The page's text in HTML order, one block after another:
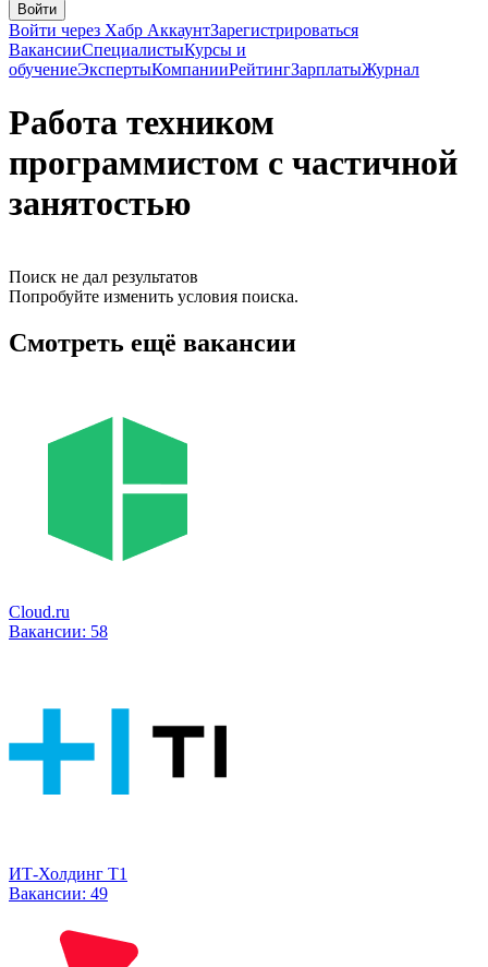
Войти
Войти через Хабр АккаунтЗарегистрироваться
ВакансииСпециалистыКурсы и
обучениеЭкспертыКомпанииРейтингЗарплатыЖурнал
Работа техником
программистом с частичной
занятостью
Поиск не дал результатов
Попробуйте изменить условия поиска.
Смотреть ещё вакансии
Cloud.ru
Вакансии: 58
ИТ-Холдинг Т1
Вакансии: 49